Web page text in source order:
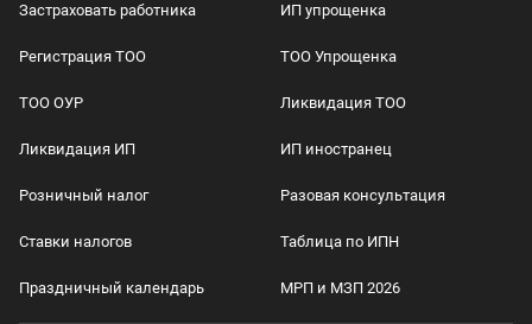
Застраховать работника ИП упрощенка
Регистрация ТОО ТОО Упрощенка
ТОО ОУР Ликвидация ТОО
Ликвидация ИП ИП иностранец
Розничный налог Разовая консультация
Ставки налогов Таблица по ИПН
Праздничный календарь МРП и МЗП 2026